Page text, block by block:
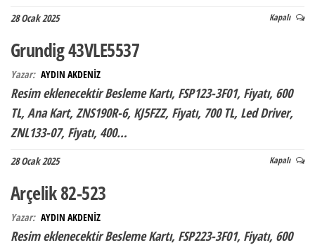
28 Ocak 2025 Kapalı
Grundig 43VLE5537
Yazar: AYDIN AKDENİZ
Resim eklenecektir Besleme Kartı, FSP123-3F01, Fiyatı, 600
TL, Ana Kart, ZNS190R-6, KJ5FZZ, Fiyatı, 700 TL, Led Driver,
ZNL133-07, Fiyatı, 400…
28 Ocak 2025 Kapalı
Arçelik 82-523
Yazar: AYDIN AKDENİZ
Resim eklenecektir Besleme Kartı, FSP223-3F01, Fiyatı, 600